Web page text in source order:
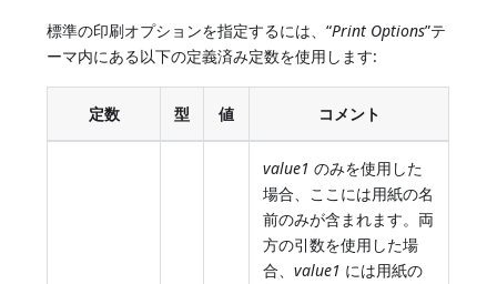
標準の印刷オプションを指定するには、“Print Options”テ
ーマ内にある以下の定義済み定数を使用します:
定数 型 値 コメント
value1 のみを使用した
場合、ここには用紙の名
前のみが含まれます。両
方の引数を使用した場
合、value1 には用紙の